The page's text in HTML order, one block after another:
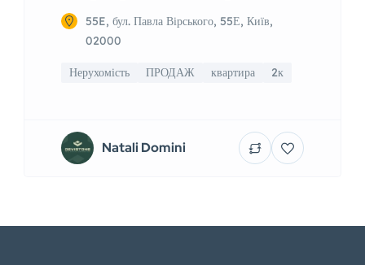
55E, бул. Павла Вірського, 55Е, Київ,
02000
Нерухомість ПРОДАЖ квартира 2к
Natali Domini